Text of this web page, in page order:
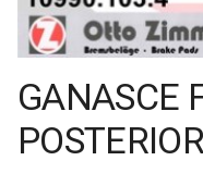
GANASCE